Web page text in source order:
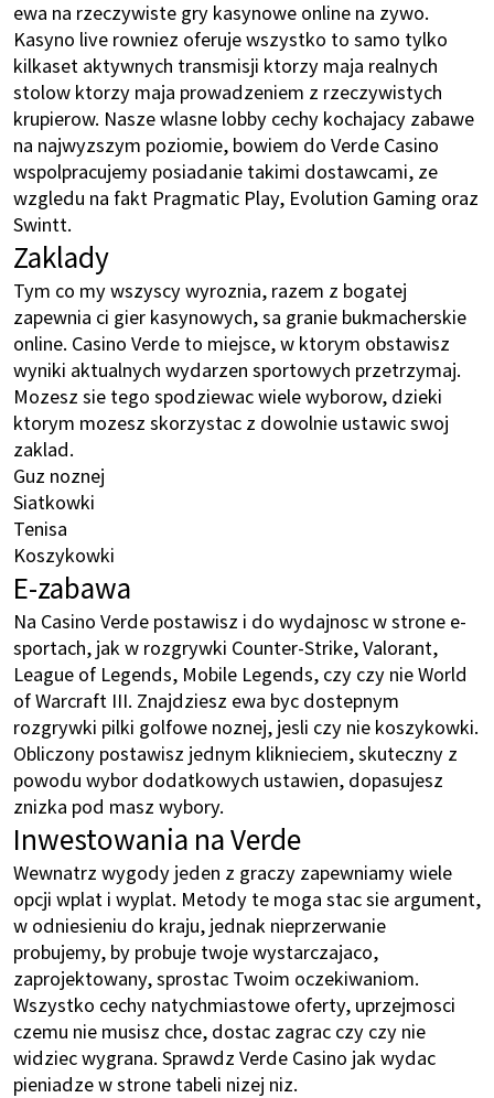
ewa na rzeczywiste gry kasynowe online na zywo.
Kasyno live rowniez oferuje wszystko to samo tylko
kilkaset aktywnych transmisji ktorzy maja realnych
stolow ktorzy maja prowadzeniem z rzeczywistych
krupierow. Nasze wlasne lobby cechy kochajacy zabawe
na najwyzszym poziomie, bowiem do Verde Casino
wspolpracujemy posiadanie takimi dostawcami, ze
wzgledu na fakt Pragmatic Play, Evolution Gaming oraz
Swintt.
Zaklady
Tym co my wszyscy wyroznia, razem z bogatej
zapewnia ci gier kasynowych, sa granie bukmacherskie
online. Casino Verde to miejsce, w ktorym obstawisz
wyniki aktualnych wydarzen sportowych przetrzymaj.
Mozesz sie tego spodziewac wiele wyborow, dzieki
ktorym mozesz skorzystac z dowolnie ustawic swoj
zaklad.
Guz noznej
Siatkowki
Tenisa
Koszykowki
E-zabawa
Na Casino Verde postawisz i do wydajnosc w strone e-
sportach, jak w rozgrywki Counter-Strike, Valorant,
League of Legends, Mobile Legends, czy czy nie World
of Warcraft III. Znajdziesz ewa byc dostepnym
rozgrywki pilki golfowe noznej, jesli czy nie koszykowki.
Obliczony postawisz jednym kliknieciem, skuteczny z
powodu wybor dodatkowych ustawien, dopasujesz
znizka pod masz wybory.
Inwestowania na Verde
Wewnatrz wygody jeden z graczy zapewniamy wiele
opcji wplat i wyplat. Metody te moga stac sie argument,
w odniesieniu do kraju, jednak nieprzerwanie
probujemy, by probuje twoje wystarczajaco,
zaprojektowany, sprostac Twoim oczekiwaniom.
Wszystko cechy natychmiastowe oferty, uprzejmosci
czemu nie musisz chce, dostac zagrac czy czy nie
widziec wygrana. Sprawdz Verde Casino jak wydac
pieniadze w strone tabeli nizej niz.